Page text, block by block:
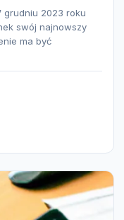
2023 roku
swój najnowszy
ma być